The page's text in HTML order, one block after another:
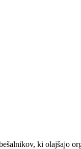
ki olajšajo